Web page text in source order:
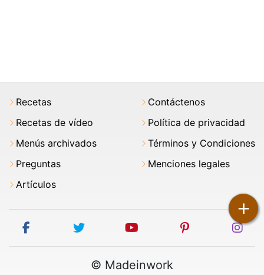
+
Recetas
Recetas de vídeo
Menús archivados
Preguntas
Artículos
Contáctenos
Política de privacidad
Términos y Condiciones
Menciones legales
facebook twitter youtube pinterest
© Madeinwork